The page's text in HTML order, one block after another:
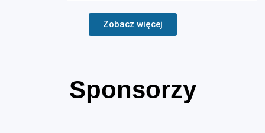
Zobacz więcej
Sponsorzy